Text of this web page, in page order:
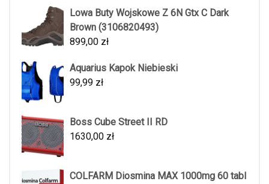
Lowa Buty Wojskowe Z 6N Gtx C Dark
Brown (3106820493)
899,00 zł
Aquarius Kapok Niebieski
99,99 zł
Boss Cube Street II RD
1630,00 zł
COLFARM Diosmina MAX 1000mg 60 tabl